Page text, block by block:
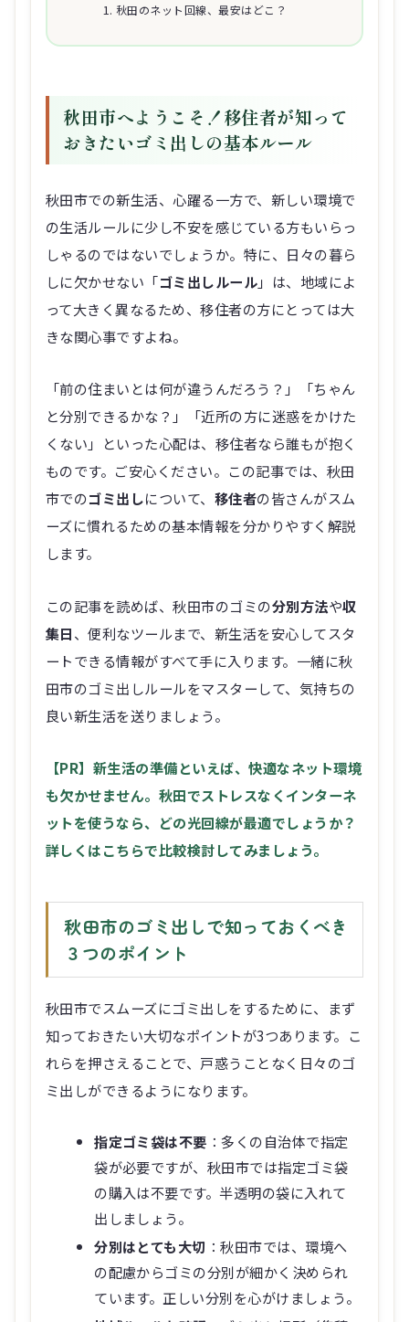
秋田のネット回線、最安はどこ？
秋田市へようこそ！移住者が知って
おきたいゴミ出しの基本ルール
秋田市での新生活、心躍る一方で、新しい環境で
の生活ルールに少し不安を感じている方もいらっ
しゃるのではないでしょうか。特に、日々の暮ら
しに欠かせない「ゴミ出しルール」は、地域によ
って大きく異なるため、移住者の方にとっては大
きな関心事ですよね。
「前の住まいとは何が違うんだろう？」「ちゃん
と分別できるかな？」「近所の方に迷惑をかけた
くない」といった心配は、移住者なら誰もが抱く
ものです。ご安心ください。この記事では、秋田
市でのゴミ出しについて、 移住者の皆さんがスム
ーズに慣れるための基本情報を分かりやすく解説
します。
この記事を読めば、秋田市のゴミの分別方法や収
集日、便利なツールまで、新生活を安心してスタ
ートできる情報がすべて手に入ります。一緒に秋
田市のゴミ出しルールをマスターして、気持ちの
良い新生活を送りましょう。
【PR】新生活の準備といえば、快適なネット環境
も欠かせません。秋田でストレスなくインターネ
ットを使うなら、どの光回線が最適でしょうか？
詳しくはこちらで比較検討してみましょう。
秋田市のゴミ出しで知っておくべき
３つのポイント
秋田市でスムーズにゴミ出しをするために、まず
知っておきたい大切なポイントが3つあります。こ
れらを押さえることで、戸惑うことなく日々のゴ
ミ出しができるようになります。
指定ゴミ袋は不要 ：多くの自治体で指定
袋が必要ですが、秋田市では指定ゴミ袋
の購入は不要です。半透明の袋に入れて
出しましょう。
分別はとても大切 ：秋田市では、環境へ
の配慮からゴミの分別が細かく決められ
ています。正しい分別を心がけましょう。